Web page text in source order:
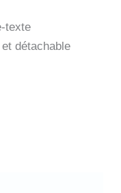
texte
détachable